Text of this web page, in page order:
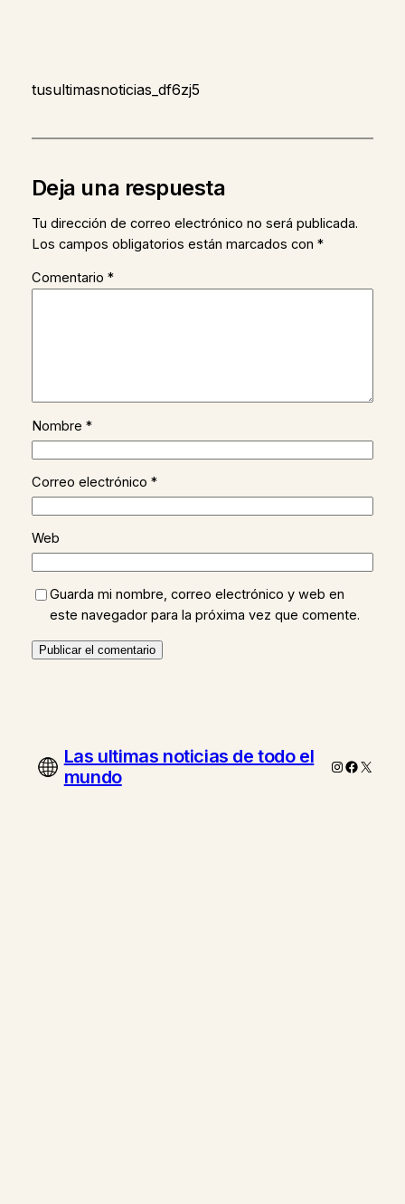
tusultimasnoticias_df6zj5
Deja una respuesta
Tu dirección de correo electrónico no será publicada.
Los campos obligatorios están marcados con *
Comentario *
Nombre *
Correo electrónico *
Web
Guarda mi nombre, correo electrónico y web en
este navegador para la próxima vez que comente.
Las ultimas noticias de todo el
mundo
Instagram
X